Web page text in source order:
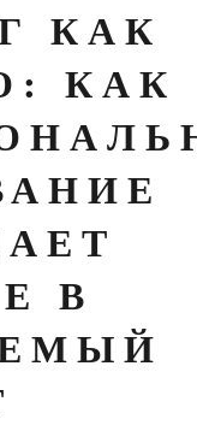
КАК
КАК
В